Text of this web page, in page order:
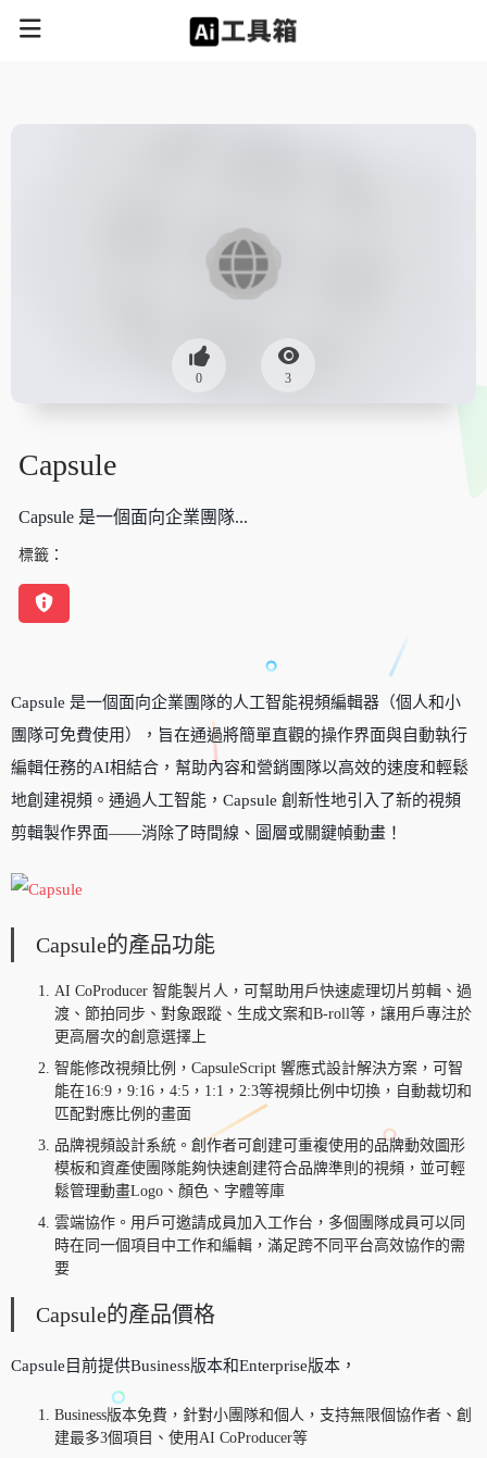
0 3
Capsule
Capsule 是一個面向企業團隊...
標籤：
Capsule 是一個面向企業團隊的人工智能視頻編輯器（個人和小
團隊可免費使用），旨在通過將簡單直觀的操作界面與自動執行
編輯任務的AI相結合，幫助內容和營銷團隊以高效的速度和輕鬆
地創建視頻。通過人工智能，Capsule 創新性地引入了新的視頻
剪輯製作界面——消除了時間線、圖層或關鍵幀動畫！
Capsule的產品功能
AI CoProducer 智能製片人，可幫助用戶快速處理切片剪輯、過
渡、節拍同步、對象跟蹤、生成文案和B-roll等，讓用戶專注於
更高層次的創意選擇上
智能修改視頻比例，CapsuleScript 響應式設計解決方案，可智
能在16:9，9:16，4:5，1:1，2:3等視頻比例中切換，自動裁切和
匹配對應比例的畫面
品牌視頻設計系統。創作者可創建可重複使用的品牌動效圖形
模板和資產使團隊能夠快速創建符合品牌準則的視頻，並可輕
鬆管理動畫Logo、顏色、字體等庫
雲端協作。用戶可邀請成員加入工作台，多個團隊成員可以同
時在同一個項目中工作和編輯，滿足跨不同平台高效協作的需
要
Capsule的產品價格
Capsule目前提供Business版本和Enterprise版本，
Business版本免費，針對小團隊和個人，支持無限個協作者、創
建最多3個項目、使用AI CoProducer等